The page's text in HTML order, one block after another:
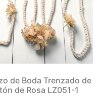
de Boda Trenzado de
de Rosa LZ051-1